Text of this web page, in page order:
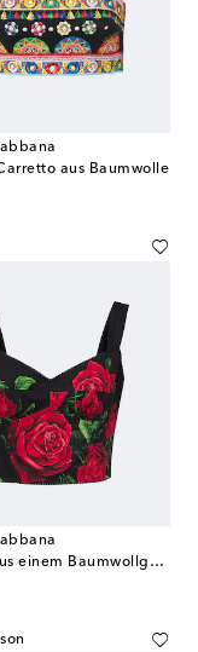
aus Baumwolle
Bustier aus einem Baumwollgemisch